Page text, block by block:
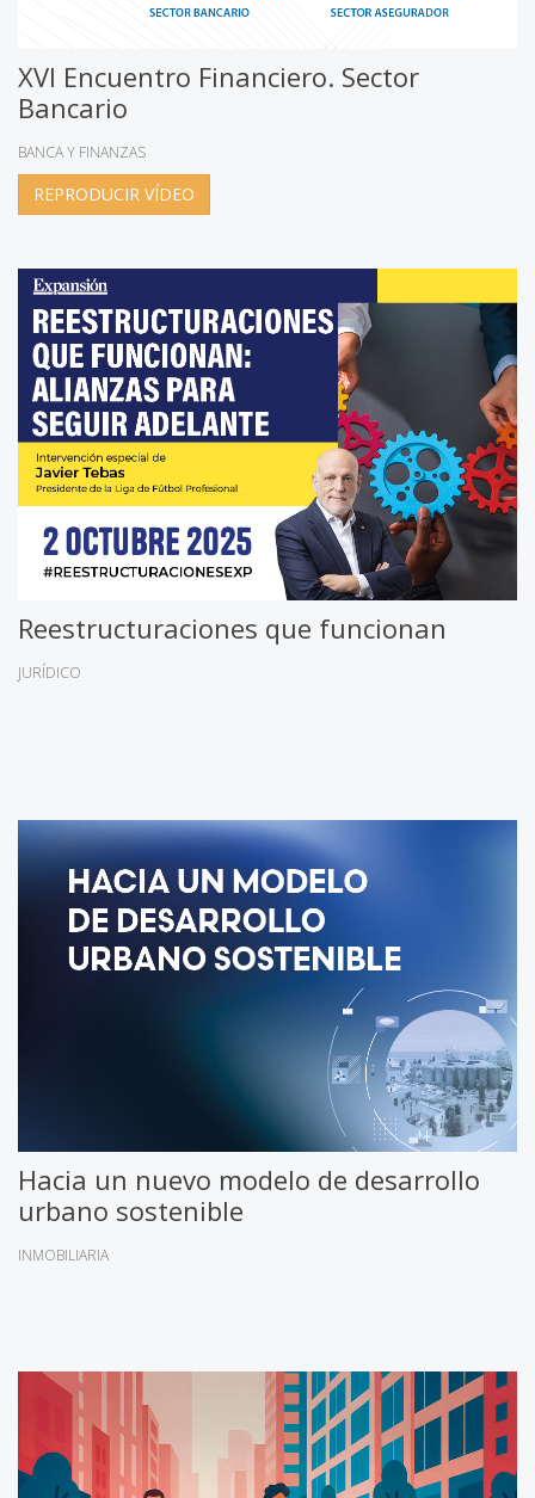
XVI Encuentro Financiero. Sector
Bancario
BANCA Y FINANZAS
REPRODUCIR VÍDEO
Reestructuraciones que funcionan
JURÍDICO
Hacia un nuevo modelo de desarrollo
urbano sostenible
INMOBILIARIA